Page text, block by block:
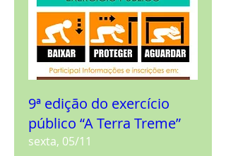
9ª edição do exercício
público “A Terra Treme”
sexta, 05/11